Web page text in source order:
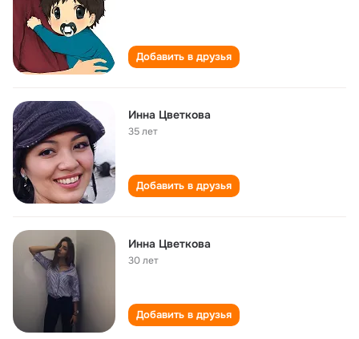
Добавить в друзья
Инна Цветкова
35 лет
Добавить в друзья
Инна Цветкова
30 лет
Добавить в друзья